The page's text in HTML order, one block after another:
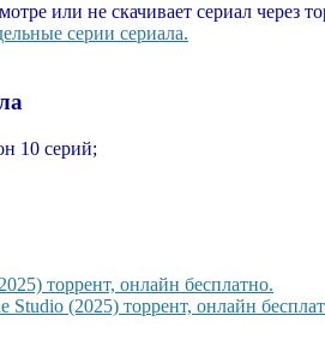
или не скачивает сериал
серии сериала.
10 серий;
торрент, онлайн бесплатно.
(2025) торрент, онлайн